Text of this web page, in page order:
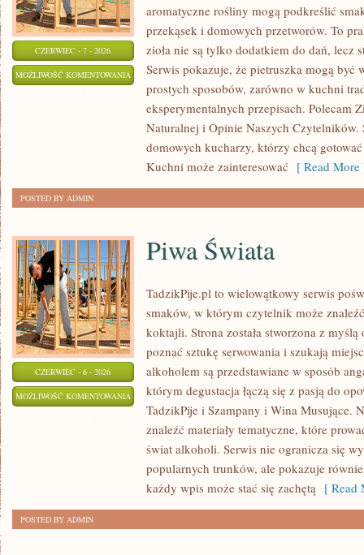
CZERWIEC - 7 - 2026
MOŻLIWOŚĆ KOMENTOWANIA ŚWIAT
PRZYPRAW
aromatyczne rośliny mogą podkreślić
przekąsek i domowych przetworów. To
zioła nie są tylko dodatkiem do dań, lecz
Serwis pokazuje, że pietruszka mogą być
prostych sposobów, zarówno w kuchni
eksperymentalnych przepisach. Polecam
Naturalnej i Opinie Naszych Czytelników.
domowych kucharzy, którzy chcą
Kuchni może zainteresować [ Read More
POSTED BY ADMIN
CZERWIEC - 6 - 2026
MOŻLIWOŚĆ KOMENTOWANIA PIWA
ŚWIATA
Piwa Świata
TadzikPije.pl to wielowątkowy serwis
smaków, w którym czytelnik może
koktajli. Strona została stworzona z
poznać sztukę serwowania i szukają
alkoholem są przedstawiane w sposób
którym degustacja łączą się z pasją do
TadzikPije i Szampany i Wina Musujące.
znaleźć materiały tematyczne, które
świat alkoholi. Serwis nie ogranicza się
popularnych trunków, ale pokazuje
każdy wpis może stać się zachętą [ Read
POSTED BY ADMIN